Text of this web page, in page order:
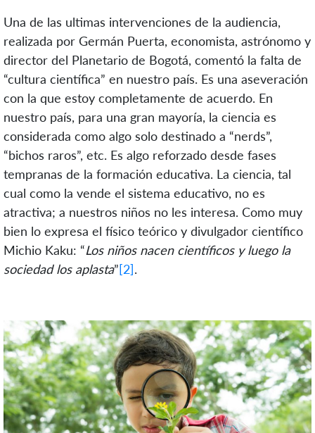
Una de las ultimas intervenciones de la audiencia,
realizada por Germán Puerta, economista, astrónomo y
director del Planetario de Bogotá, comentó la falta de
“cultura científica” en nuestro país. Es una aseveración
con la que estoy completamente de acuerdo. En
nuestro país, para una gran mayoría, la ciencia es
considerada como algo solo destinado a “nerds”,
“bichos raros”, etc. Es algo reforzado desde fases
tempranas de la formación educativa. La ciencia, tal
cual como la vende el sistema educativo, no es
atractiva; a nuestros niños no les interesa. Como muy
bien lo expresa el físico teórico y divulgador científico
Michio Kaku: “Los niños nacen científicos y luego la
sociedad los aplasta”[2].